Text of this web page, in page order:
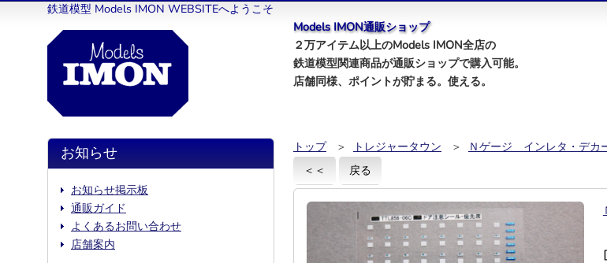
鉄道模型 Models IMON WEBSITEへようこそ
Models IMON通販ショップ
２万アイテム以上のModels IMON全店の
鉄道模型関連商品が通販ショップで購入可能。
店舗同様、ポイントが貯まる。使える。
トップ ＞ トレジャータウン ＞ Ｎゲージ インレタ・デカ
＜＜
戻る
お知らせ
お知らせ掲示板
通販ガイド
よくあるお問い合わせ
店舗案内